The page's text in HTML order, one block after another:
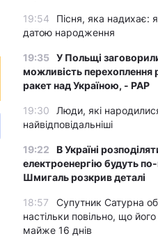
19:54
Пісня, яка надихає:
датою народження
19:35 У Польщі
можливість перехоплення
ракет над Україною, - PAP
19:30
Люди, які
найвідповідальніші
19:22
В Україні
електроенергію будуть
Шмигаль розкрив деталі
18:57
Супутник Сатурна
настільки повільно, що
майже 16 днів